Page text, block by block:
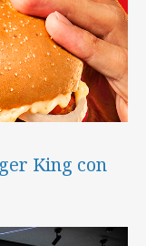
King con